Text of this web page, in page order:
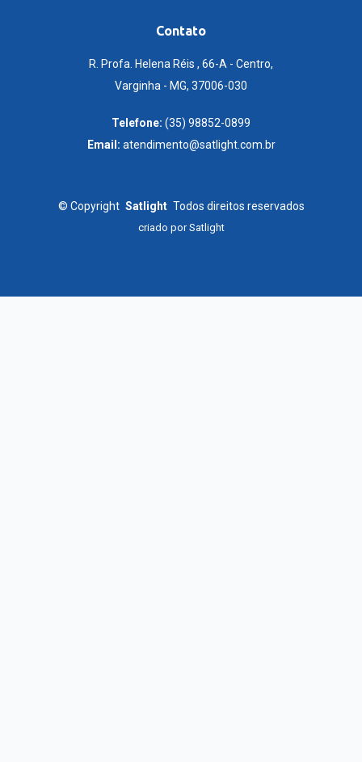
Contato
R. Profa. Helena Réis , 66-A - Centro,
Varginha - MG, 37006-030
Telefone: (35) 98852-0899
Email: atendimento@satlight.com.br
© Copyright Satlight Todos direitos reservados
criado porSatlight